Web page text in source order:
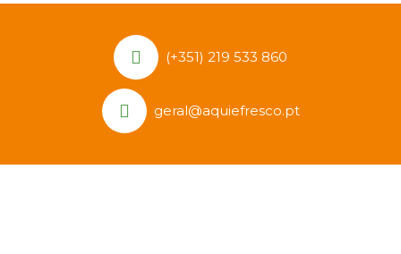
(+351) 219 533 860
geral@aquiefresco.pt